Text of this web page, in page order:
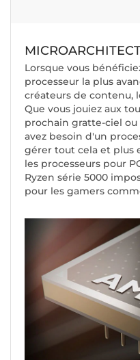
Lorsque vous
processeur la plus
créateurs de contenu,
Que vous jouiez aux
prochain gratte-ciel ou
avez besoin d'un
gérer tout cela et plus
les processeurs pour
Ryzen série 5000
pour les gamers